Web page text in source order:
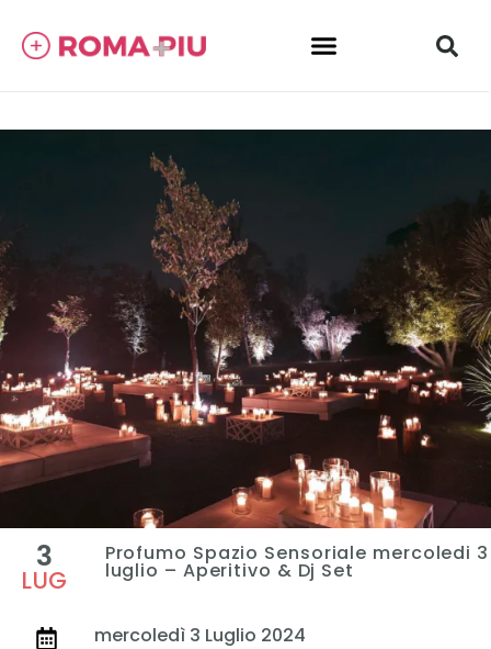
3
LUG
Profumo Spazio Sensoriale mercoledi 3
luglio – Aperitivo & Dj Set
mercoledì 3 Luglio 2024